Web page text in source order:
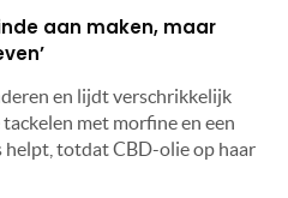
aan maken, maar
en lijdt verschrikkelijk
met morfine en een
helpt, totdat CBD-olie op haar